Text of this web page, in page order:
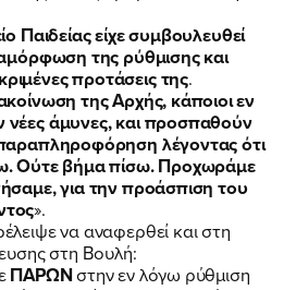
Παιδείας είχε συμβουλευθεί
της ρύθμισης και
προτάσεις της.
της Αρχής, κάποιοι εν
άμυνες, και προσπαθούν
λέγοντας ότι
Ούτε βήμα πίσω. Προχωράμε
για την προάσπιση του
».
να αναφερθεί και στη
στη Βουλή:
ΠΑΡΩΝστην εν λόγω ρύθμιση